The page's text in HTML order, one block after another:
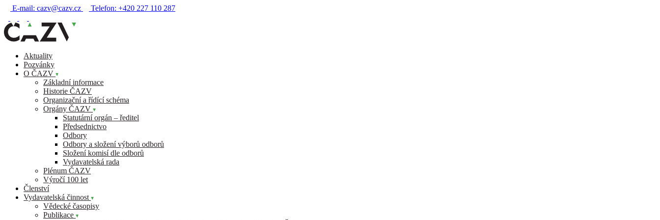
E-mail: cazv@cazv.cz Telefon: +420 227 110 287
Aktuality
Pozvánky
O ČAZV
Základní informace
Historie ČAZV
Organizační a řídící schéma
Orgány ČAZV
Statutární orgán – ředitel
Předsednictvo
Odbory
Odbory a složení výborů odborů
Složení komisí dle odborů
Vydavatelská rada
Plénum ČAZV
Výročí 100 let
Členství
Vydavatelská činnost
Vědecké časopisy
Publikace